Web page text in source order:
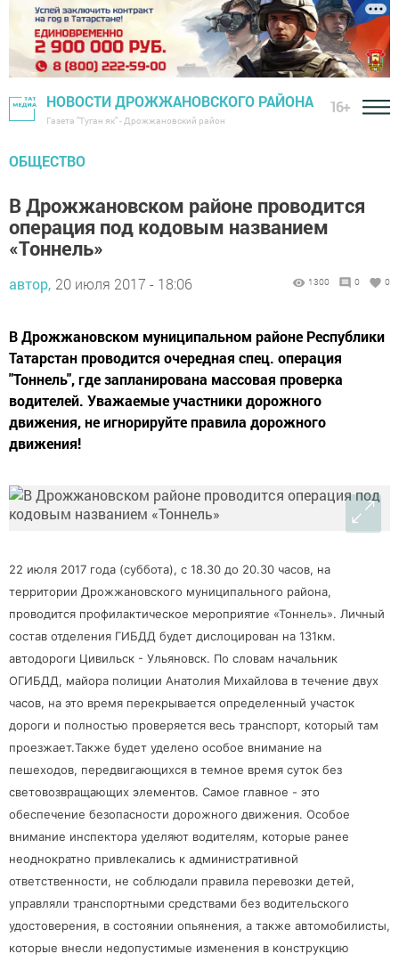
НОВОСТИ ДРОЖЖАНОВСКОГО РАЙОНА
Газета "Туган як" - Дрожжановский район
16+
ОБЩЕСТВО
В Дрожжановском районе проводится
операция под кодовым названием
«Тоннель»
автор, 20 июля 2017 - 18:06 1300 0 0
В Дрожжановском муниципальном районе Республики
Татарстан проводится очередная спец. операция
"Тоннель", где запланирована массовая проверка
водителей. Уважаемые участники дорожного
движения, не игнорируйте правила дорожного
движения!
22 июля 2017 года (суббота), с 18.30 до 20.30 часов, на
территории Дрожжановского муниципального района,
проводится профилактическое мероприятие «Тоннель». Личный
состав отделения ГИБДД будет дислоцирован на 131км.
автодороги Цивильск - Ульяновск. По словам начальник
ОГИБДД, майора полиции Анатолия Михайлова в течение двух
часов, на это время перекрывается определенный участок
дороги и полностью проверяется весь транспорт, который там
проезжает.Также будет уделено особое внимание на
пешеходов, передвигающихся в темное время суток без
световозвращающих элементов. Самое главное - это
обеспечение безопасности дорожного движения. Особое
внимание инспектора уделяют водителям, которые ранее
неоднократно привлекались к административной
ответственности, не соблюдали правила перевозки детей,
управляли транспортными средствами без водительского
удостоверения, в состоянии опьянения, а также автомобилисты,
которые внесли недопустимые изменения в конструкцию